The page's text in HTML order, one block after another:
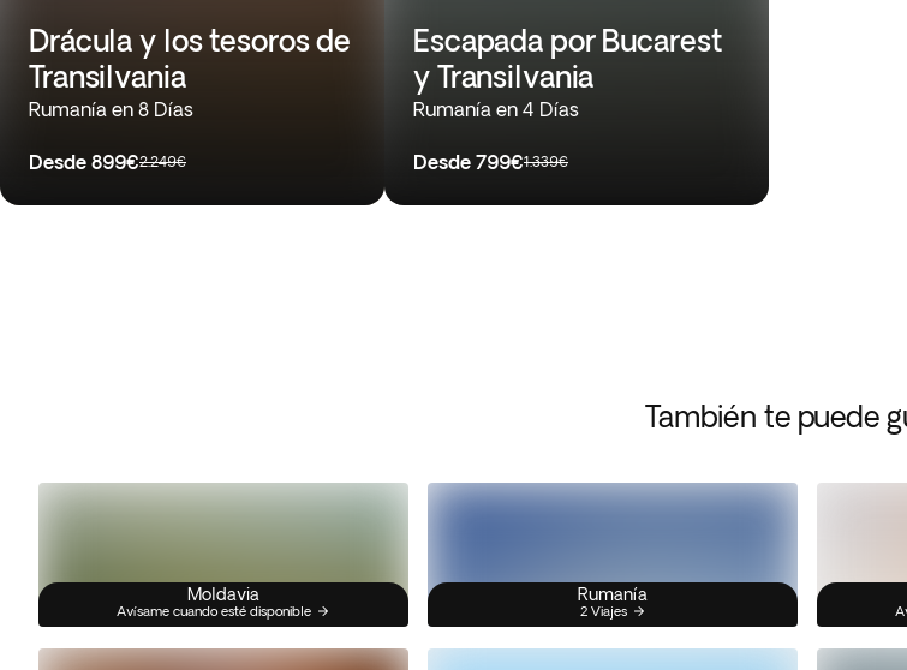
Drácula y los tesoros de
Transilvania
Rumanía en 8 Días
Desde 899€2.249€
Escapada por Bucarest
y Transilvania
Rumanía en 4 Días
Desde 799€1.339€
También te puede
Moldavia
Avísame cuando esté disponible
Rumanía
2 Viajes